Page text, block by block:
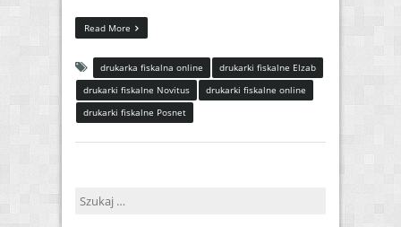
Read More
drukarka fiskalna online
drukarki fiskalne Elzab
drukarki fiskalne Novitus
drukarki fiskalne online
drukarki fiskalne Posnet
Szukaj: